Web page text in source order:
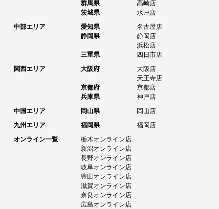
群馬県
高崎店
茨城県
水戸店
中部エリア
愛知県
名古屋店
静岡県
静岡店
浜松店
三重県
四日市店
関西エリア
大阪府
大阪店
天王寺店
京都府
京都店
兵庫県
神戸店
中国エリア
岡山県
岡山店
九州エリア
福岡県
福岡店
オンライン一覧
栃木オンライン店
新潟オンライン店
長野オンライン店
岐阜オンライン店
豊田オンライン店
滋賀オンライン店
奈良オンライン店
広島オンライン店